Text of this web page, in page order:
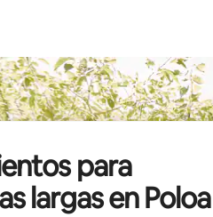
para
largas en Poloa